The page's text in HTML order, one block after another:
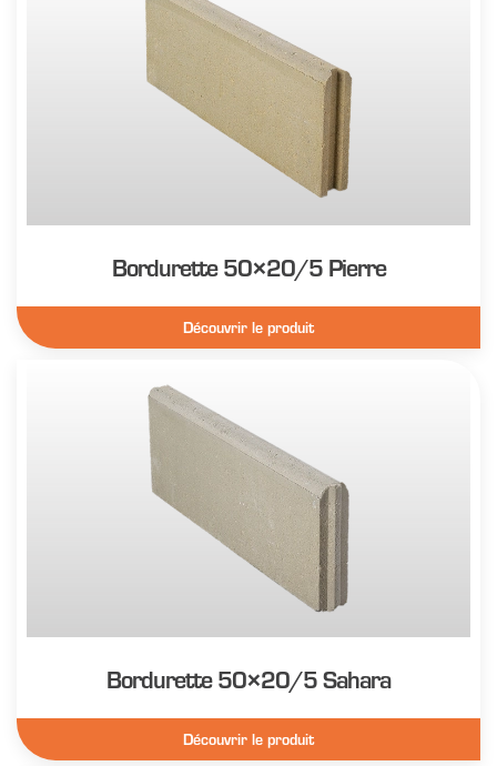
Bordurette 50×20/5 Pierre
Découvrir le produit
Bordurette 50×20/5 Sahara
Découvrir le produit